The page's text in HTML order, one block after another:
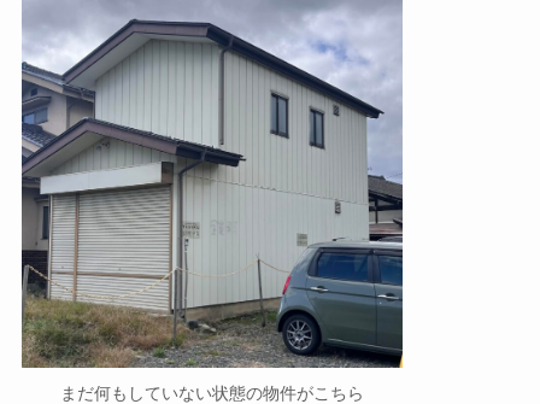
まだ何もしていない状態の物件がこちら